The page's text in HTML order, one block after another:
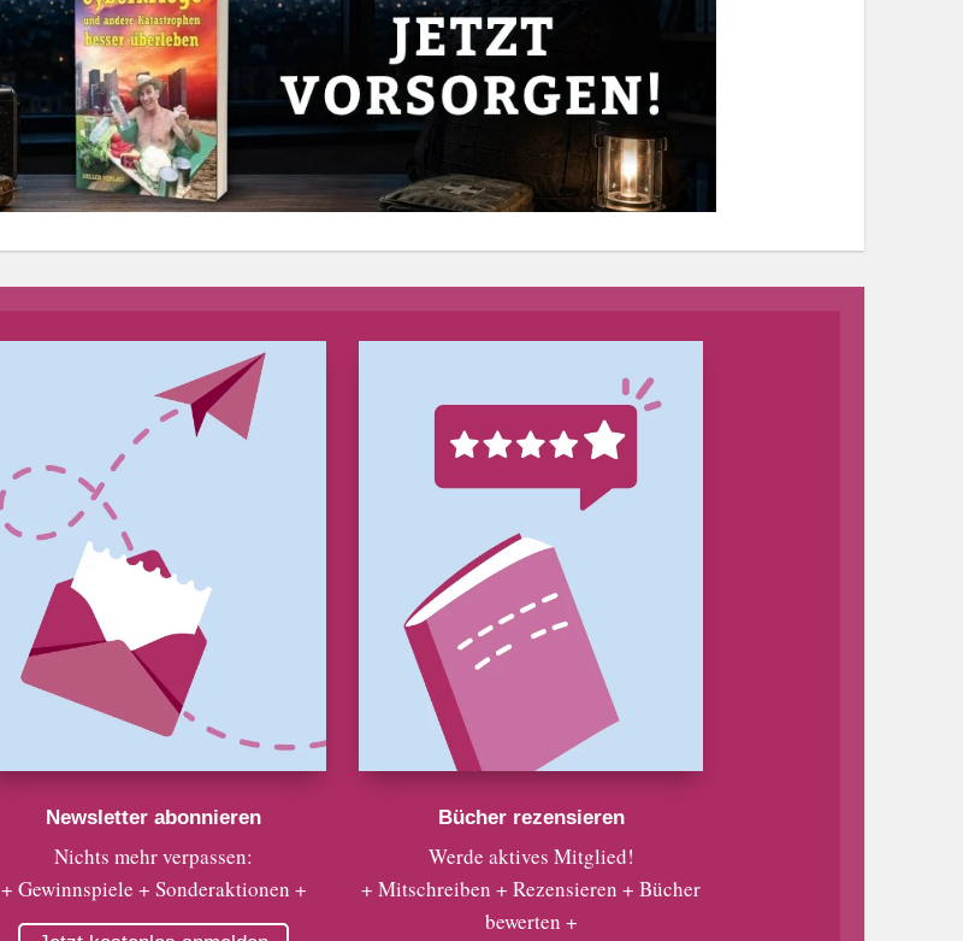
Newsletter abonnieren
Nichts mehr verpassen:
+ Gewinnspiele + Sonderaktionen +
Bücher rezensieren
Werde aktives Mitglied!
+ Mitschreiben + Rezensieren + Bücher
bewerten +